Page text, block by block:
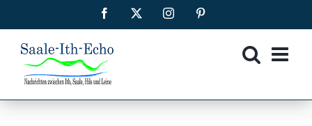
Inhalt
springen
Facebook Instagram